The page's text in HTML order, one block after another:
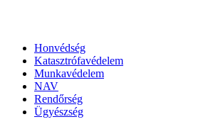
Honvédség
Katasztrófavédelem
Munkavédelem
NAV
Rendőrség
Ügyészség